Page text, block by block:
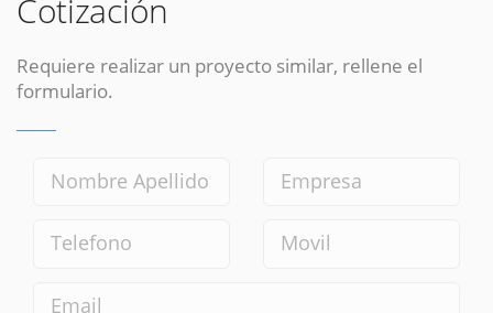
Cotización
Requiere realizar un proyecto similar, rellene el
formulario.